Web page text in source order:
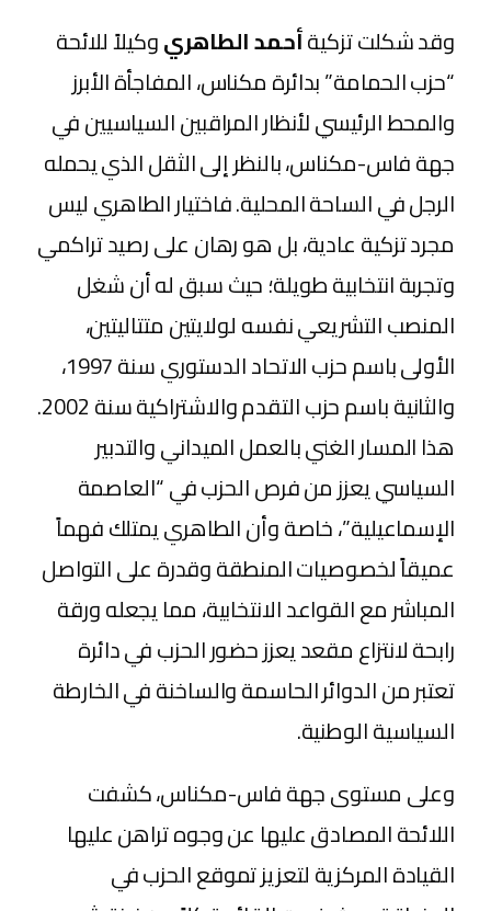
​وقد شكلت تزكيةأحمد الطاهريوكيلاً للائحة
“حزب الحمامة” بدائرة مكناس، المفاجأة الأبرز
والمحط الرئيسي لأنظار المراقبين السياسيين في
جهة فاس-مكناس، بالنظر إلى الثقل الذي يحمله
الرجل في الساحة المحلية. فاختيار الطاهري ليس
مجرد تزكية عادية، بل هو رهان على رصيد تراكمي
وتجربة انتخابية طويلة؛ حيث سبق له أن شغل
المنصب التشريعي نفسه لولايتين متتاليتين،
الأولى باسم حزب الاتحاد الدستوري سنة 1997،
والثانية باسم حزب التقدم والاشتراكية سنة 2002.
هذا المسار الغني بالعمل الميداني والتدبير
السياسي يعزز من فرص الحزب في “العاصمة
الإسماعيلية”، خاصة وأن الطاهري يمتلك فهماً
عميقاً لخصوصيات المنطقة وقدرة على التواصل
المباشر مع القواعد الانتخابية، مما يجعله ورقة
رابحة لانتزاع مقعد يعزز حضور الحزب في دائرة
تعتبر من الدوائر الحاسمة والساخنة في الخارطة
السياسية الوطنية.
​وعلى مستوى جهة فاس-مكناس، كشفت
اللائحة المصادق عليها عن وجوه تراهن عليها
القيادة المركزية لتعزيز تموقع الحزب في